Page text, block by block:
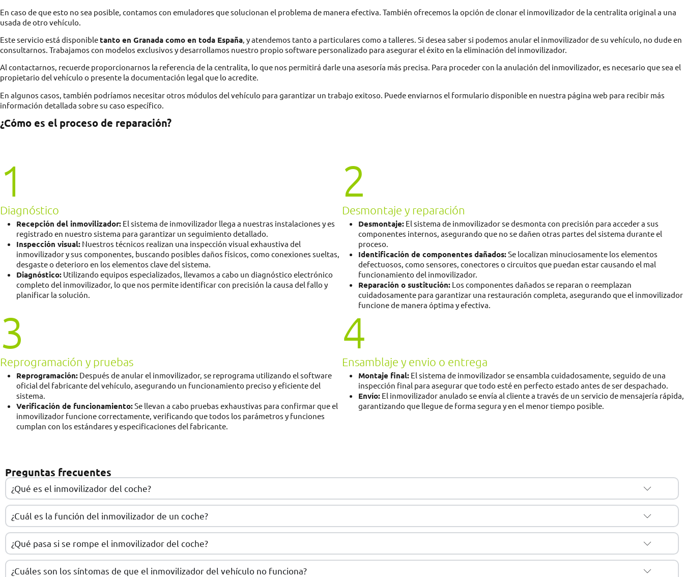
En caso de que esto no sea posible, contamos con emuladores que solucionan el problema de manera efectiva. También ofrecemos la opción de clonar el inmovilizador de la centralita original a una
usada de otro vehículo.
Este servicio está disponible tanto en Granada como en toda España, y atendemos tanto a particulares como a talleres. Si desea saber si podemos anular el inmovilizador de su vehículo, no dude en
consultarnos. Trabajamos con modelos exclusivos y desarrollamos nuestro propio software personalizado para asegurar el éxito en la eliminación del inmovilizador.
Al contactarnos, recuerde proporcionarnos la referencia de la centralita, lo que nos permitirá darle una asesoría más precisa. Para proceder con la anulación del inmovilizador, es necesario que sea el
propietario del vehículo o presente la documentación legal que lo acredite.
En algunos casos, también podríamos necesitar otros módulos del vehículo para garantizar un trabajo exitoso. Puede enviarnos el formulario disponible en nuestra página web para recibir más
información detallada sobre su caso específico.
¿Cómo es el proceso de reparación?
1
Diagnóstico
Recepción del inmovilizador: El sistema de inmovilizador llega a nuestras instalaciones y es
registrado en nuestro sistema para garantizar un seguimiento detallado.
Inspección visual: Nuestros técnicos realizan una inspección visual exhaustiva del
inmovilizador y sus componentes, buscando posibles daños físicos, como conexiones sueltas,
desgaste o deterioro en los elementos clave del sistema.
Diagnóstico: Utilizando equipos especializados, llevamos a cabo un diagnóstico electrónico
completo del inmovilizador, lo que nos permite identificar con precisión la causa del fallo y
planificar la solución.
2
Desmontaje y reparación
Desmontaje: El sistema de inmovilizador se desmonta con precisión para acceder a sus
componentes internos, asegurando que no se dañen otras partes del sistema durante el
proceso.
Identificación de componentes dañados:Se localizan minuciosamente los elementos
defectuosos, como sensores, conectores o circuitos que puedan estar causando el mal
funcionamiento del inmovilizador.
Reparación o sustitución: Los componentes dañados se reparan o reemplazan
cuidadosamente para garantizar una restauración completa, asegurando que el inmovilizador
funcione de manera óptima y efectiva.
3
Reprogramación y pruebas
Reprogramación: Después de anular el inmovilizador, se reprograma utilizando el software
oficial del fabricante del vehículo, asegurando un funcionamiento preciso y eficiente del
sistema.
Verificación de funcionamiento:Se llevan a cabo pruebas exhaustivas para confirmar que el
inmovilizador funcione correctamente, verificando que todos los parámetros y funciones
cumplan con los estándares y especificaciones del fabricante.
4
Ensamblaje y envio o entrega
Montaje final: El sistema de inmovilizador se ensambla cuidadosamente, seguido de una
inspección final para asegurar que todo esté en perfecto estado antes de ser despachado.
Envío: El inmovilizador anulado se envía al cliente a través de un servicio de mensajería rápida,
garantizando que llegue de forma segura y en el menor tiempo posible.
Preguntas frecuentes
¿Qué es el inmovilizador del coche?
¿Cuál es la función del inmovilizador de un coche?
¿Qué pasa si se rompe el inmovilizador del coche?
¿Cuáles son los síntomas de que el inmovilizador del vehículo no funciona?